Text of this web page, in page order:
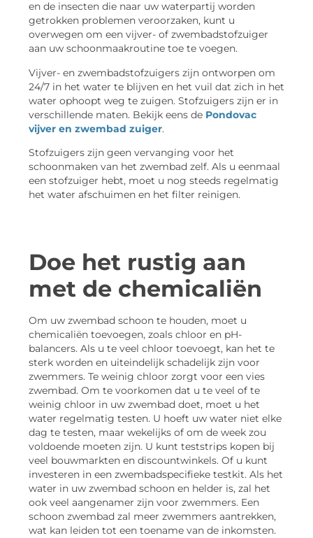
en de insecten die naar uw waterpartij worden
getrokken problemen veroorzaken, kunt u
overwegen om een vijver- of zwembadstofzuiger
aan uw schoonmaakroutine toe te voegen.
Vijver- en zwembadstofzuigers zijn ontworpen om
24/7 in het water te blijven en het vuil dat zich in het
water ophoopt weg te zuigen. Stofzuigers zijn er in
verschillende maten. Bekijk eens de Pondovac
vijver en zwembad zuiger.
Stofzuigers zijn geen vervanging voor het
schoonmaken van het zwembad zelf. Als u eenmaal
een stofzuiger hebt, moet u nog steeds regelmatig
het water afschuimen en het filter reinigen.
Doe het rustig aan
met de chemicaliën
Om uw zwembad schoon te houden, moet u
chemicaliën toevoegen, zoals chloor en pH-
balancers. Als u te veel chloor toevoegt, kan het te
sterk worden en uiteindelijk schadelijk zijn voor
zwemmers. Te weinig chloor zorgt voor een vies
zwembad. Om te voorkomen dat u te veel of te
weinig chloor in uw zwembad doet, moet u het
water regelmatig testen. U hoeft uw water niet elke
dag te testen, maar wekelijks of om de week zou
voldoende moeten zijn. U kunt teststrips kopen bij
veel bouwmarkten en discountwinkels. Of u kunt
investeren in een zwembadspecifieke testkit. Als het
water in uw zwembad schoon en helder is, zal het
ook veel aangenamer zijn voor zwemmers. Een
schoon zwembad zal meer zwemmers aantrekken,
wat kan leiden tot een toename van de inkomsten.